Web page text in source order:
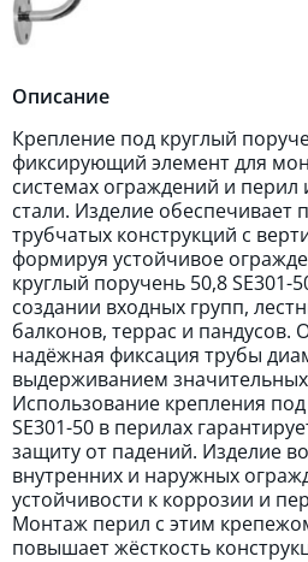
Описание
Крепление под круглый
фиксирующий элемент для
системах ограждений и
стали. Изделие обеспечивает
трубчатых конструкций с
формируя устойчивое
круглый поручень 50,8 SE301-
создании входных групп,
балконов, террас и
надёжная фиксация трубы
выдерживанием значительных
Использование крепления
SE301-50 в перилах
защиту от падений. Изделие
внутренних и наружных
устойчивости к коррозии и
Монтаж перил с этим
повышает жёсткость